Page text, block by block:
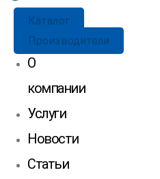
Каталог
Производители
О
компании
Услуги
Новости
Статьи